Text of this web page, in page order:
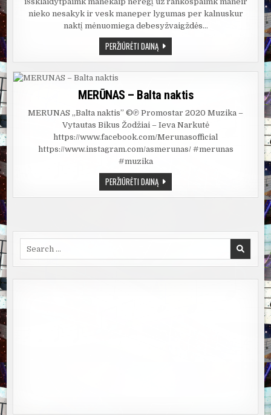
nieko nesakyk ir vesk maneper lygumas per kalnuskur
naktį mėnuomiega debesyžvaigždės…
PERŽIŪRĖTI DAINĄMERŪNAS
IR
ASMIK
GREGORIAN
KAD
ŠALIA
ESI
–
DAINŲ
ŽODŽIAI,
LYRICS,
MP3
MERŪNAS – Balta naktis
MERŪNAS „Balta naktis” ©℗ Promostar 2020 Muzika –
Vytautas Bikus Žodžiai – Ieva Narkutė
https://www.facebook.com/Merunasofficial
https://www.instagram.com/asmerunas/ #merunas
#muzika
PERŽIŪRĖTI DAINĄMERŪNAS
–
BALTA